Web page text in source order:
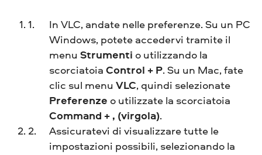
In VLC, andate nelle preferenze. Su un PC
Windows, potete accedervi tramite il
menu Strumenti o utilizzando la
scorciatoia Control + P. Su un Mac, fate
clic sul menu VLC, quindi selezionate
Preferenze o utilizzate la scorciatoia
Command + , (virgola).
Assicuratevi di visualizzare tutte le
impostazioni possibili, selezionando la